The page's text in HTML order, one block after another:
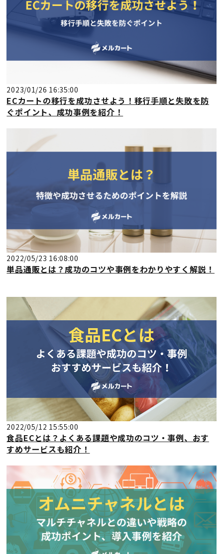
2023/01/26 16:35:00
ECカートの移行を成功させよう！移行手順と失敗を防
ぐポイント、成功事例を紹介！
2022/05/23 16:08:00
単品通販とは？成功のコツや事例をわかりやすく解説！
2022/05/12 15:55:00
食品ECとは？よくある課題や成功のコツ・事例、おす
すめサービスも紹介！